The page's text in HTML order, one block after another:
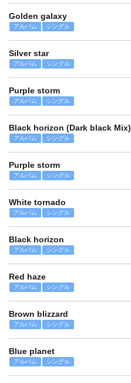
Golden galaxy
アルバム シングル
Silver star
アルバム シングル
Purple storm
アルバム シングル
Black horizon (Dark black Mix)
アルバム シングル
Purple storm
アルバム シングル
White tornado
アルバム シングル
Black horizon
アルバム シングル
Red haze
アルバム シングル
Brown blizzard
アルバム シングル
Blue planet
アルバム シングル